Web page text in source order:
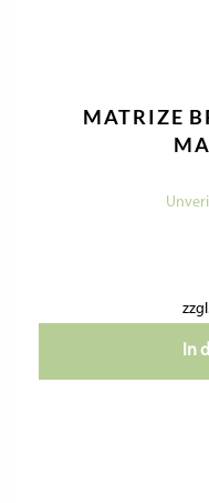
MATRIZE
In